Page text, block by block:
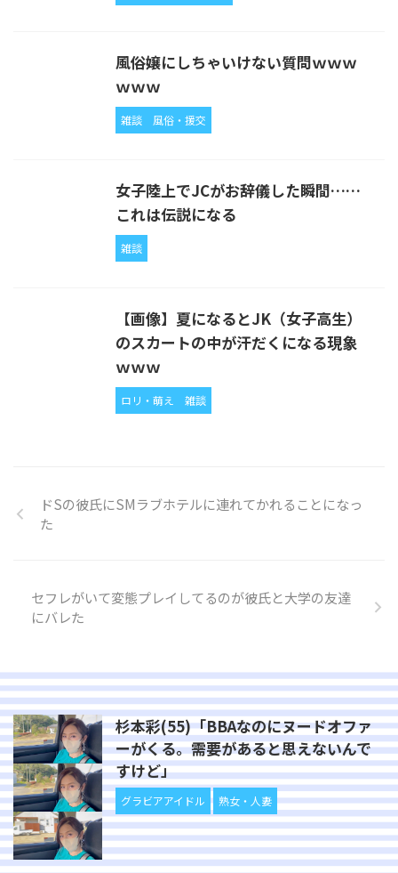
風俗嬢にしちゃいけない質問ｗｗｗ
ｗｗｗ
雑談 風俗・援交
女子陸上でJCがお辞儀した瞬間……
これは伝説になる
雑談
【画像】夏になるとJK（女子高生）
のスカートの中が汗だくになる現象
ｗｗｗ
ロリ・萌え 雑談
ドSの彼氏にSMラブホテルに連れてかれることになっ
た
セフレがいて変態プレイしてるのが彼氏と大学の友達
にバレた
杉本彩(55)「BBAなのにヌードオファ
ーがくる。需要があると思えないんで
すけど」
グラビアアイドル 熟女・人妻